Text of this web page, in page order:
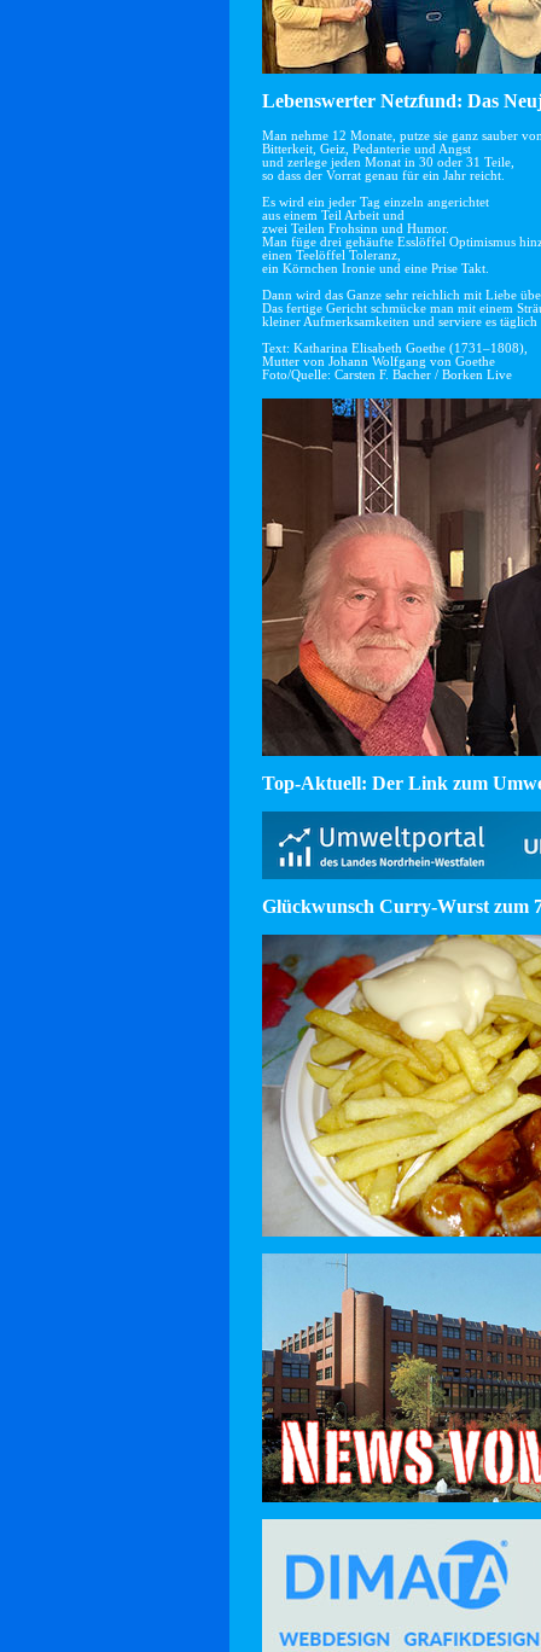
Lebenswerter Netzfund: Das
Man nehme 12 Monate, putze sie ganz sauber
Bitterkeit, Geiz, Pedanterie und Angst
und zerlege jeden Monat in 30 oder 31 Teile,
so dass der Vorrat genau für ein Jahr reicht.
Es wird ein jeder Tag einzeln angerichtet
aus einem Teil Arbeit und
zwei Teilen Frohsinn und Humor.
Man füge drei gehäufte Esslöffel Optimismus
einen Teelöffel Toleranz,
ein Körnchen Ironie und eine Prise Takt.
Dann wird das Ganze sehr reichlich mit Liebe
Das fertige Gericht schmücke man mit einem
kleiner Aufmerksamkeiten und serviere es
Text: Katharina Elisabeth Goethe (1731–1808),
Mutter von Johann Wolfgang von Goethe
Foto/Quelle: Carsten F. Bacher / Borken Live
Top-Aktuell: Der Link zum
Glückwunsch Curry-Wurst zum